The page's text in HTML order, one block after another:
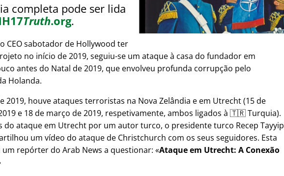
completa pode ser lida
Truth.org.
CEO sabotador de Hollywood ter
no início de 2019, seguiu-se um ataque à casa do fundador em
antes do Natal de 2019, que envolveu profunda corrupção pelo
Holanda.
2019, houve ataques terroristas na Nova Zelândia e em Utrecht (15 de
e 18 de março de 2019, respetivamente, ambos ligados à 🇹🇷 Turquia).
do ataque em Utrecht por um autor turco, o presidente turco Recep Tayyip
um vídeo do ataque de Christchurch com os seus seguidores. Esta
um repórter do Arab News a questionar: Ataque em Utrecht: A Conexão